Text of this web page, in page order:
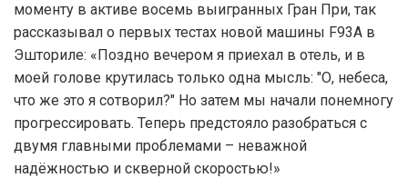
моменту в активе восемь выигранных Гран При, так
рассказывал о первых тестах новой машины F93A в
Эшториле: «Поздно вечером я приехал в отель, и в
моей голове крутилась только одна мысль: "О, небеса,
что же это я сотворил?" Но затем мы начали понемногу
прогрессировать. Теперь предстояло разобраться с
двумя главными проблемами – неважной
надёжностью и скверной скоростью!»